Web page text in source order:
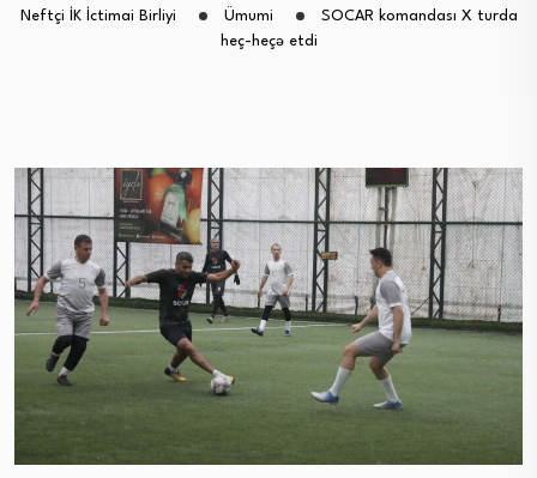
Neftçi İK İctimai Birliyi Ümumi
SOCAR komandası X turda
heç-heçə etdi